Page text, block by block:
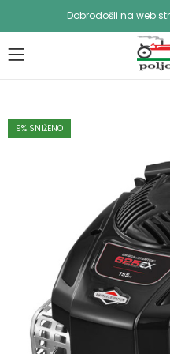
Dobrodošli na web
9% SNIŽENO